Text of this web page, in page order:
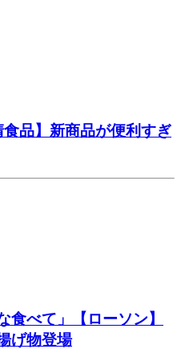
品】新商品が便利すぎ
食べて」【ローソン】
げ物登場